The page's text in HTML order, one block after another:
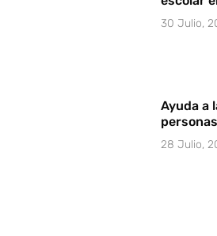
30 Julio,
Ayuda a
28 Julio,